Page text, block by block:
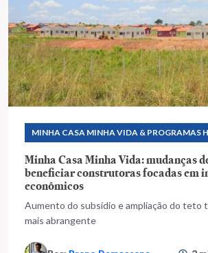
MINHA CASA MINHA VIDA & PROGRAMAS
Minha Casa Minha Vida: mudanças
beneficiar construtoras focadas em
econômicos
Aumento do subsídio e ampliação do teto
mais abrangente